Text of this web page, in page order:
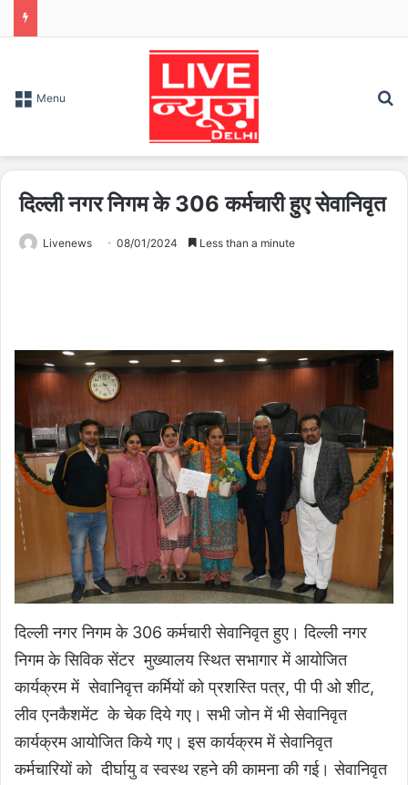
Menu
दिल्ली नगर निगम के 306 कर्मचारी हुए सेवानिवृत
Livenews 08/01/2024 Less than a minute
दिल्ली नगर निगम के 306 कर्मचारी सेवानिवृत हुए। दिल्ली नगर
निगम के सिविक सेंटर मुख्यालय स्थित सभागार में आयोजित
कार्यक्रम में सेवानिवृत्त कर्मियों को प्रशस्ति पत्र, पी पी ओ शीट,
लीव एनकैशमेंट के चेक दिये गए। सभी जोन में भी सेवानिवृत
कार्यक्रम आयोजित किये गए। इस कार्यक्रम में सेवानिवृत
कर्मचारियों को दीर्घायु व स्वस्थ रहने की कामना की गई। सेवानिवृत